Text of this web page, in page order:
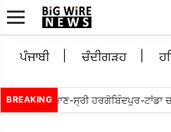
ਪੰਜਾਬੀ ਚੰਦੀਗੜਹ
BREAKING
ਵਲੋਘੁਮਾਣ-ਸ੍ਰੀ ਹਰਗੋਬਿੰਦਪੁਰ-ਟਾਂਡਾ